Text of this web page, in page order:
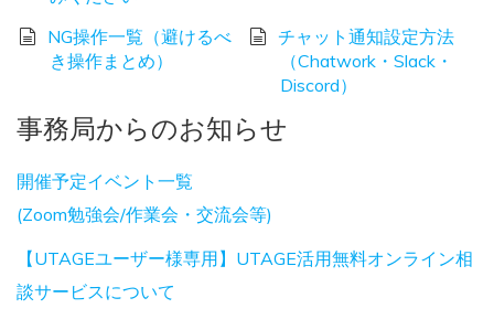
NG操作一覧（避けるべ
き操作まとめ）
チャット通知設定方法
（Chatwork・Slack・
Discord）
事務局からのお知らせ
開催予定イベント一覧
(Zoom勉強会/作業会・交流会等)
【UTAGEユーザー様専用】UTAGE活用無料オンライン相
談サービスについて